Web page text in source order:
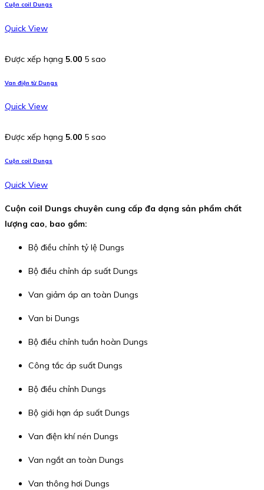
Cuộn coil Dungs
Quick View
Được xếp hạng 5.00 5 sao
Van điện từ Dungs
Quick View
Được xếp hạng 5.00 5 sao
Cuộn coil Dungs
Quick View
Cuộn coil Dungs chuyên cung cấp đa dạng sản phẩm chất
lượng cao, bao gồm:
Bộ điều chỉnh tỷ lệ Dungs
Bộ điều chỉnh áp suất Dungs
Van giảm áp an toàn Dungs
Van bi Dungs
Bộ điều chỉnh tuần hoàn Dungs
Công tắc áp suất Dungs
Bộ điều chỉnh Dungs
Bộ giới hạn áp suất Dungs
Van điện khí nén Dungs
Van ngắt an toàn Dungs
Van thông hơi Dungs